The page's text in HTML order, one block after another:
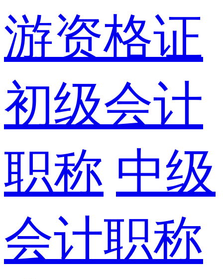
游资格证
初级会计
职称 中级
会计职称